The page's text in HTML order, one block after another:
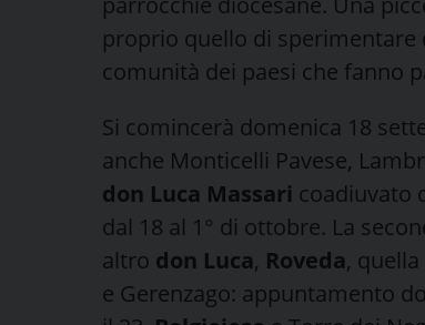
proprio quello di sperimentare
comunità dei paesi che fanno
Si comincerà domenica 18
anche Monticelli Pavese,
don Luca Massari coadiuvato
dal 18 al 1° di ottobre. La
altro don Luca, Roveda,
e Gerenzago: appuntamento